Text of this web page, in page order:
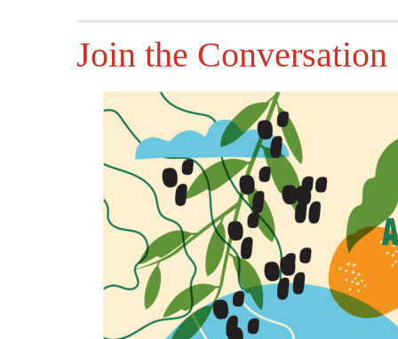
Join the Conversation